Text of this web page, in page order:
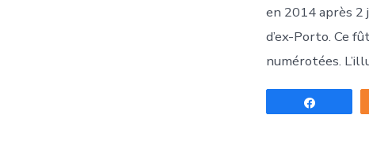
en 2014 après 2
d’ex-Porto. Ce
numérotées.